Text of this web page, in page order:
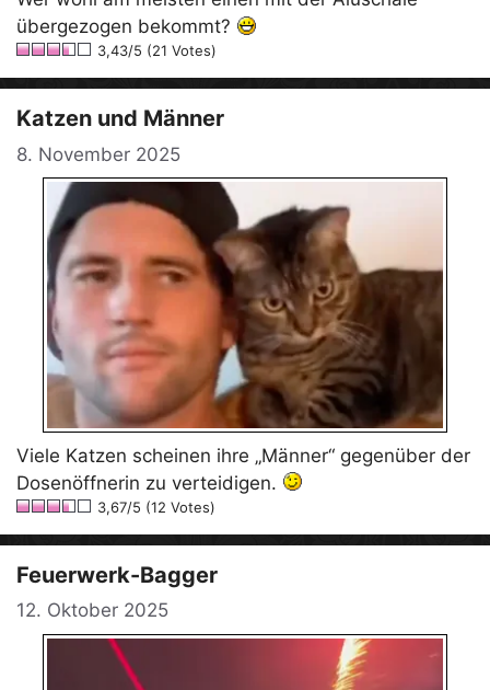
übergezogen bekommt?
3,43/5 (21 Votes)
Katzen und Männer
8. November 2025
Viele Katzen scheinen ihre „Männer“ gegenüber der
Dosenöffnerin zu verteidigen.
3,67/5 (12 Votes)
Feuerwerk-Bagger
12. Oktober 2025